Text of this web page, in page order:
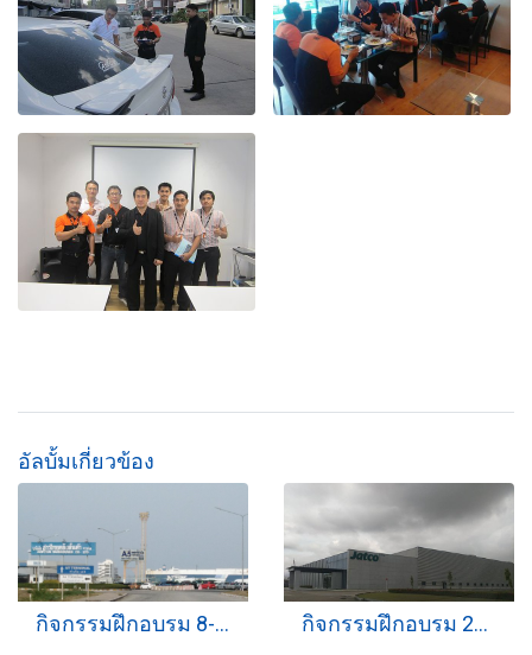
อัลบั้มเกี่ยวข้อง
กิจกรรมฝึกอบรม 8-05-2562 กิจกรรมฝึกอบรม 23-09-2559